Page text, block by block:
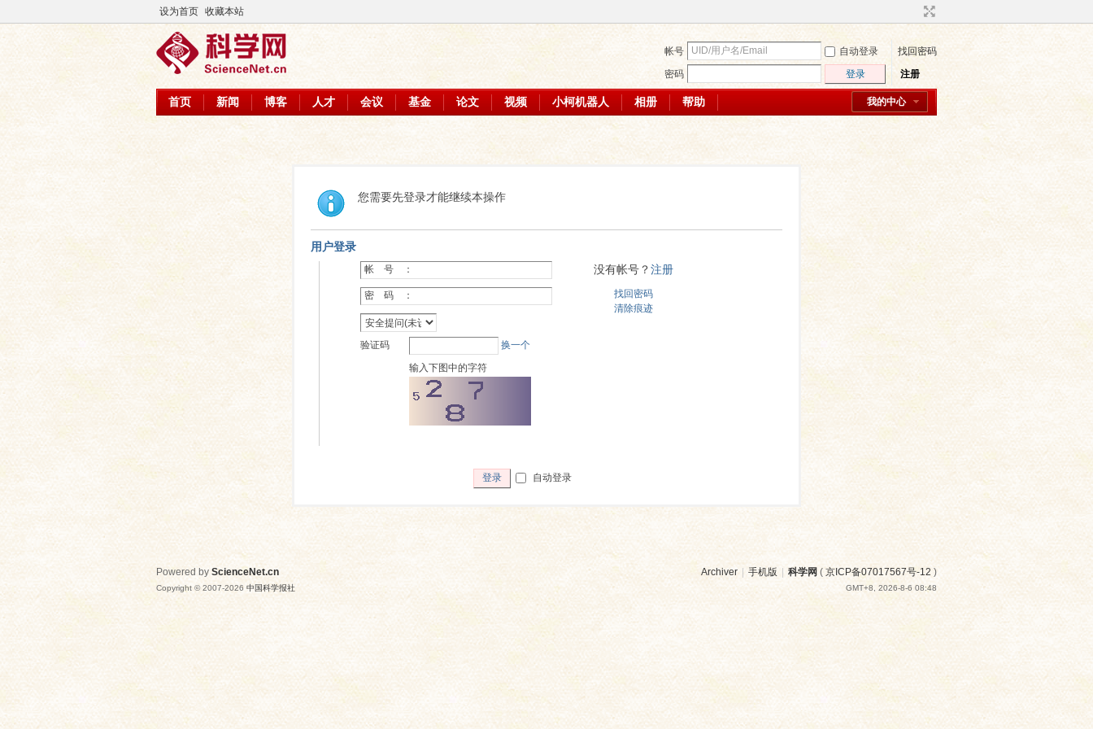
设为首页 收藏本站
帐号 自动登录
找回密码
密码
登录 注册
我的中心
首页 新闻 博客 人才 会议 基金 论文 视频 小柯机器人 相册 帮助
您需要先登录才能继续本操作
用户登录
帐 号 ：
密 码 ：
验证码
换一个
输入下图中的字符
没有帐号？注册
找回密码
清除痕迹
登录 自动登录
Archiver | 手机版 | 科学网 ( 京ICP备07017567号-12 )
GMT+8, 2026-8-6 08:48
Powered by ScienceNet.cn
Copyright © 2007-2026 中国科学报社